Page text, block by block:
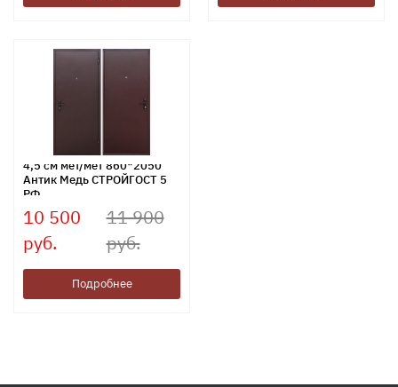
4,5 см мет/мет 860*2050
Антик Медь СТРОЙГОСТ 5
РФ
10 500
руб.
11 900
руб.
Подробнее